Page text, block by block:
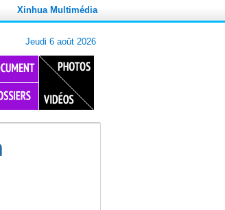
Xinhua Multimédia